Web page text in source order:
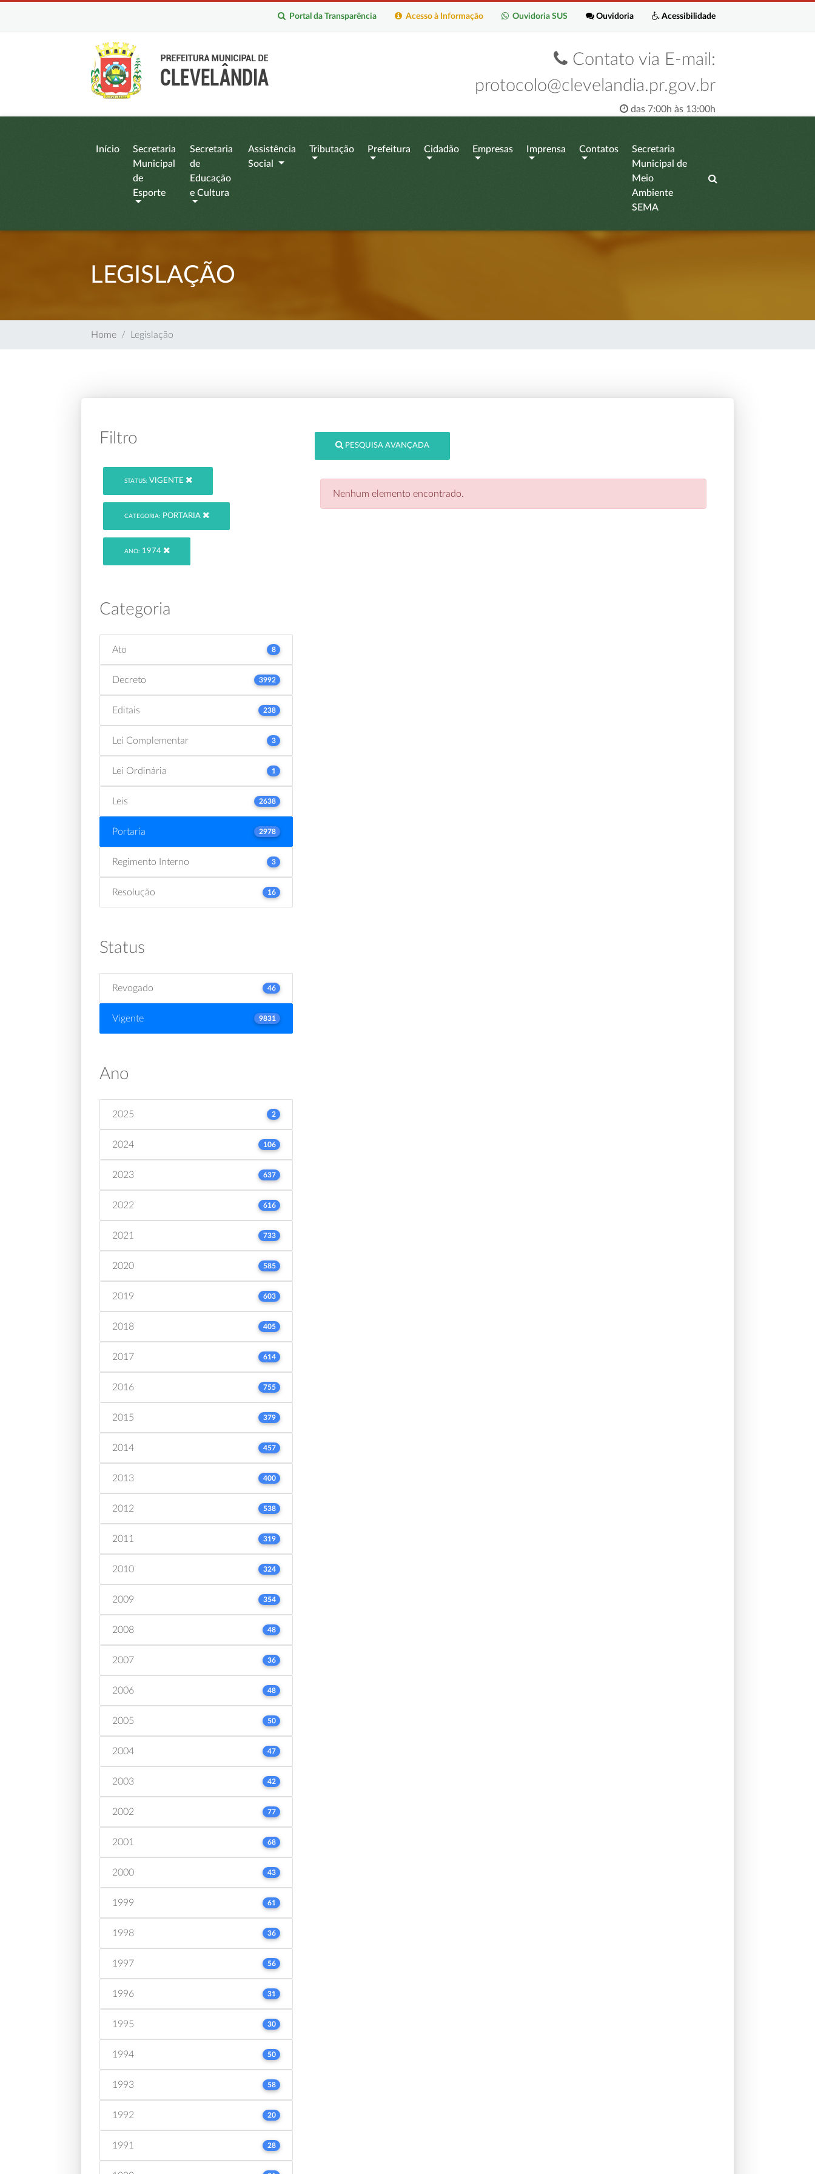
Acessibilidade
Ouvidoria
Ouvidoria SUS
Acesso à Informação
Portal da Transparência
Contato via E-mail:
protocolo@clevelandia.pr.gov.br
das 7:00h às 13:00h
Início
Secretaria
Municipal
de
Esporte
Secretaria
de
Educação
e Cultura
Assistência
Social
Tributação Prefeitura Cidadão Empresas Imprensa Contatos
Secretaria
Municipal de
Meio
Ambiente
SEMA
LEGISLAÇÃO
Home Legislação
Filtro
STATUS: VIGENTE
CATEGORIA: PORTARIA
ANO: 1974
Categoria
Ato 8
Decreto 3992
Editais 238
Lei Complementar 3
Lei Ordinária 1
Leis 2638
Portaria 2978
Regimento Interno 3
Resolução 16
Status
Revogado 46
Vigente 9831
Ano
2025 2
2024 106
2023 637
2022 616
2021 733
2020 585
2019 603
2018 405
2017 614
2016 755
2015 379
2014 457
2013 400
2012 538
2011 319
2010 324
2009 354
2008 48
2007 36
2006 48
2005 50
2004 47
2003 42
2002 77
2001 68
2000 43
1999 61
1998 36
1997 56
1996 31
1995 30
1994 50
1993 58
1992 20
1991 28
PESQUISA AVANÇADA
Nenhum elemento encontrado.